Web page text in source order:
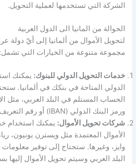
الشركة التي تستخدمها لعملية التحويل.
الحوالة من المانيا الى الدول العربية
لتحويل الأموال من ألمانيا إلى أيّ دولة
مجموعة متنوعة من الخيارات التي تشمل:
خدمات التحويل الدولي للبنوك: يمكنك
الدولي المتاحة في بنكك في ألمانيا.
الحساب المستلم في البلد العربي، مثل
ورمز البنك الدولي (IBAN) أو رقم التعريف البنكي الموحد (BIC).
شركات تحويل الأموال: يمكنك استخدام
الأموال المعتمدة مثل ويسترن يونيون،
وايز، وغيرها. ستحتاج إلى توفير
البلد العربي وسيتم تحويل الأموال إليها